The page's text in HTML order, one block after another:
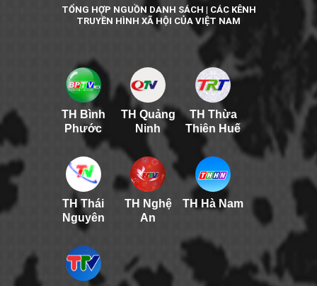
TỔNG HỢP NGUỒN DANH SÁCH | CÁC KÊNH
TRUYỀN HÌNH XÃ HỘI CỦA VIỆT NAM
TH Bình
Phước
TH Quảng
Ninh
TH Thừa
Thiên Huế
TH Thái
Nguyên
TH Nghệ
An
TH Hà Nam